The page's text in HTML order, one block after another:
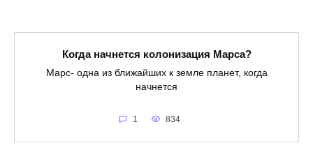
Когда начнется колонизация Марса?
Марс- одна из ближайших к земле планет, когда
начнется
1 834